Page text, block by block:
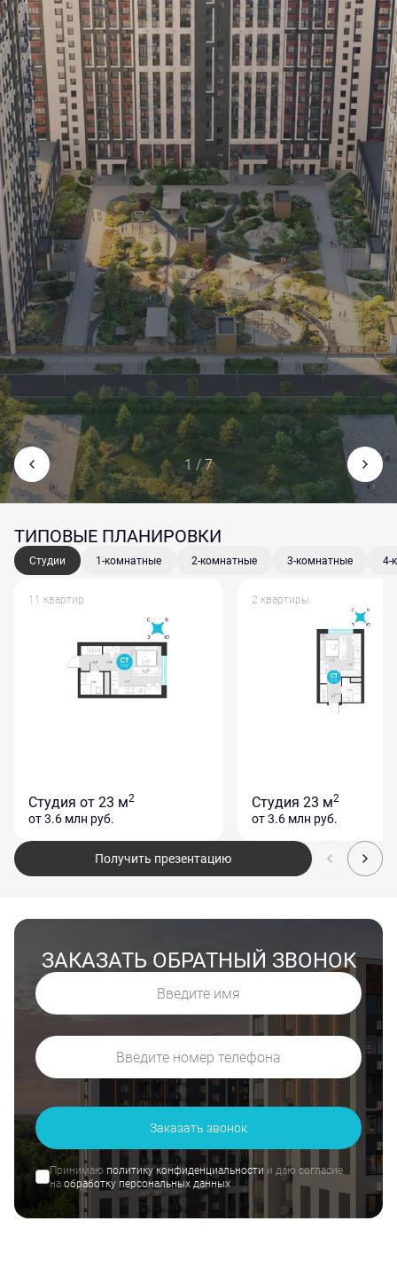
1 / 7
ТИПОВЫЕ ПЛАНИРОВКИ
Студии 1-комнатные 2-комнатные 3-комнатные 4-
11 квартир
Студия от 23 м2
от 3.6 млн руб.
2 квартиры
Студия 23 м2
от 3.6 млн руб.
Получить презентацию
ЗАКАЗАТЬ ОБРАТНЫЙ ЗВОНОК
Заказать звонок
Принимаю политику конфиденциальностии даю согласие
наобработку персональных данных